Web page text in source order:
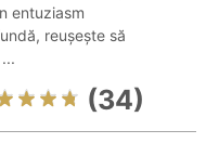
entuziasm
reușește să
(34)